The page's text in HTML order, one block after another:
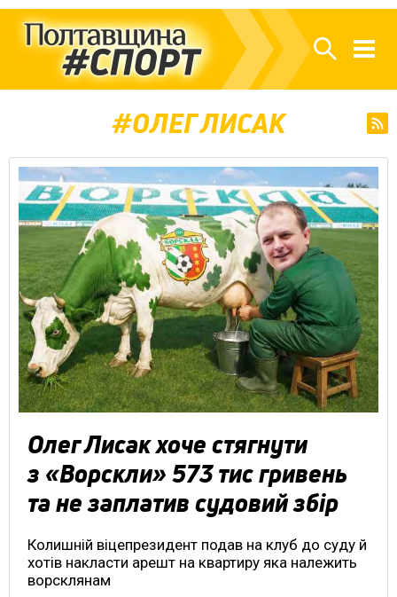
ОЛЕГ ЛИСАК
Олег Лисак хоче стягнути
з «Ворскли» 573 тис гривень
та не заплатив судовий збір
Колишній віцепрезидент подав на клуб до суду й
хотів накласти арешт на квартиру яка належить
ворсклянам